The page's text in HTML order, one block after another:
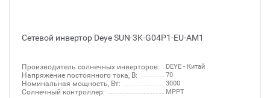
Сетевой инвертор Deye SUN-3K-G04P1-EU-AM1
Производитель солнечных инверторов: DEYE - Китай
Напряжение постоянного тока, В: 70
Номинальная мощность, Вт: 3000
Солнечный контроллер: MPPT